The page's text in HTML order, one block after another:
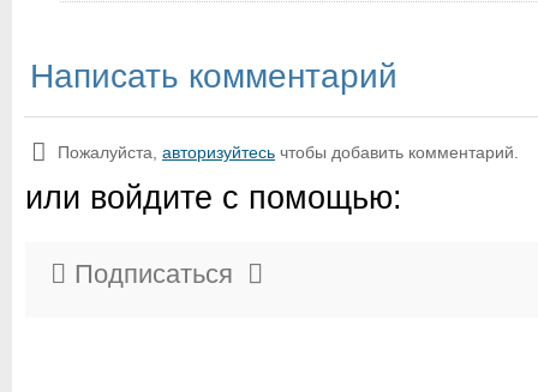
Написать комментарий
Пожалуйста, авторизуйтесь чтобы добавить комментарий.
или войдите с помощью:
Подписаться